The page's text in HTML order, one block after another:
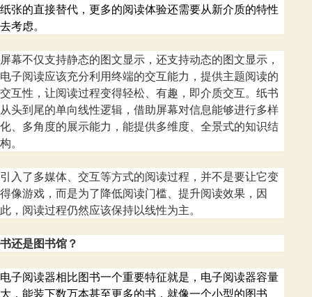
纸张的直接替代，更多的阅读体验还需要从新介质的特性
去考虑。
屏幕不仅支持静态的图文显示，还支持动态的图文显示，
电子阅读应该充分利用终端的交互能力，提供主题阅读的
交互性，让阅读过程变得轻松、有趣，即介质交互。纸书
从头到尾的单向线性逻辑，借助屏幕对信息能够进行多样
化、多角度的展示能力，能提供多维度、全景式的知识结
构。
引入了多媒体、交互等方式的阅读过程，并不是要让它变
得像游戏，而是为了降低阅读门槛、提升阅读效果，因
此，阅读过程仍然应该保持以线性为主。
书还是图书馆？
电子阅读器相比图书一个重要特征就是，电子阅读器容量
大，能装下数万本甚至更多的书，就像一个小型的图书